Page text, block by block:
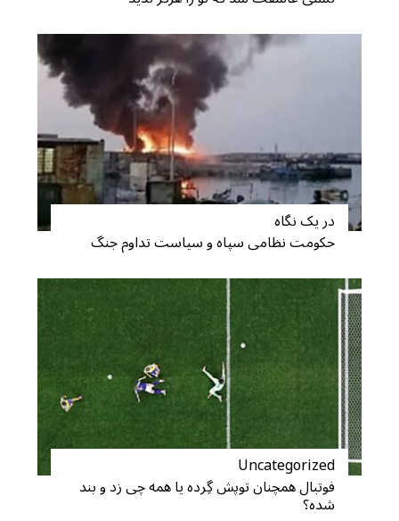
در یک نگاه
حکومت نظامی سپاه و سیاست تداوم جنگ
Uncategorized
فوتبال همچنان توپش گِرده یا همه چی زد و بند
شده؟
h